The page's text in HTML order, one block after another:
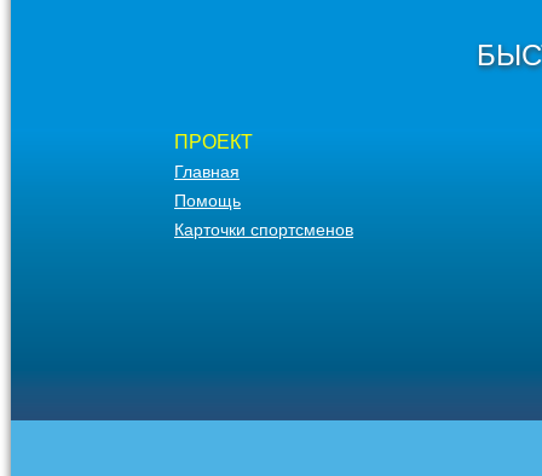
ПРОЕКТ
Главная
Помощь
Карточки спортсменов